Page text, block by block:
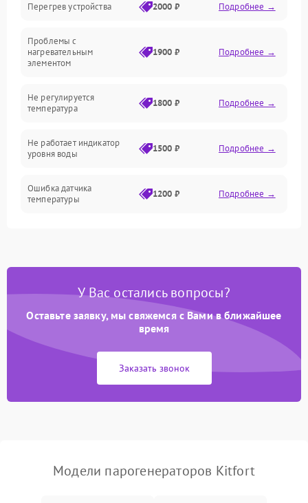
Герметичность
Механика
Перегрев устройства 2000 ₽ Подробнее →
Проблемы с
нагревательным
элементом
1900 ₽ Подробнее →
Не регулируется
температура
1800 ₽ Подробнее →
Не работает индикатор
уровня воды
1500 ₽ Подробнее →
Ошибка датчика
температуры
1200 ₽ Подробнее →
Ошибка платы управления 1500 ₽ Подробнее →
1200 ₽
Не сохраняет настройки Подробнее →
1500 ₽ Подробнее →
Не подает пар 1800 ₽ Подробнее →
У Вас остались вопросы?
Оставьте заявку, мы свяжемся с Вами в ближайшее
время
Заказать звонок
Модели парогенераторов Kitfort